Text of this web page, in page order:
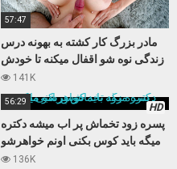
57:47
مادر بزرگ کار کشته به بهونه درس
زندگی نوه شو اقفال میکنه تا خودش
بعد مدتها حالی کنه
141K
HD
56:29
پسره زود تخماش پر اب میشه دکتره
میگه باید کوس بکنی اونم خواهرشو
میکنه
136K